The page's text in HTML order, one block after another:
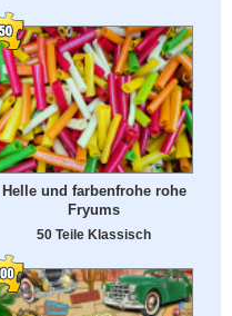
Helle und farbenfrohe rohe
Fryums
50 Teile Klassisch